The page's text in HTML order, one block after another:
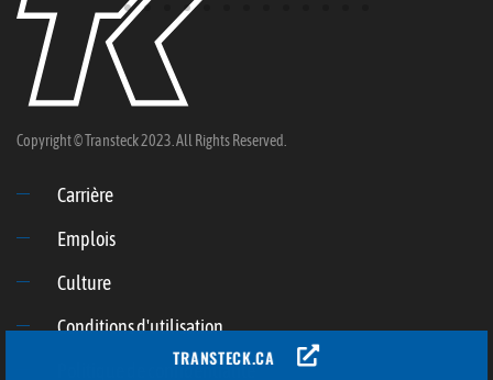
Copyright © Transteck 2023. All Rights Reserved.
Carrière
Emplois
Culture
Conditions d'utilisation
Politique de confidentialité
TRANSTECK.CA